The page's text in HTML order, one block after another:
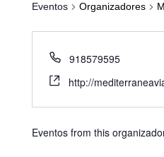
Eventos Organizadores
918579595
http://
Eventos from this